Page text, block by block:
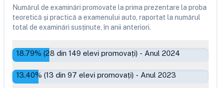
Numărul de examinări promovate la prima prezentare la proba
teoretică și practică a examenului auto, raportat la numărul
total de examinări susținute, în anii anteriori.
18.79% (28 din 149 elevi promovați) - Anul 2024
13.40% (13 din 97 elevi promovați) - Anul 2023